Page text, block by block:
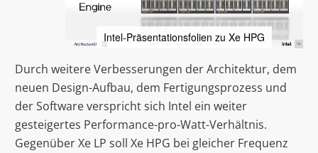
Intel-Präsentationsfolien zu Xe HPG
Durch weitere Verbesserungen der Architektur, dem
neuen Design-Aufbau, dem Fertigungsprozess und
der Software verspricht sich Intel ein weiter
gesteigertes Performance-pro-Watt-Verhältnis.
Gegenüber Xe LP soll Xe HPG bei gleicher Frequenz